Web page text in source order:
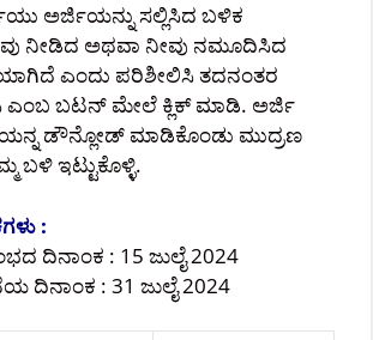
ಅರ್ಜಿಯನ್ನು ಸಲ್ಲಿಸಿದ ಬಳಿಕ
ನೀಡಿದ ಅಥವಾ ನೀವು ನಮೂದಿಸಿದ
ಎಂದು ಪರಿಶೀಲಿಸಿ ತದನಂತರ
ಎಂಬ ಬಟನ್ ಮೇಲೆ ಕ್ಲಿಕ್ ಮಾಡಿ. ಅರ್ಜಿ
ಡೌನ್ಲೋಡ್ ಮಾಡಿಕೊಂಡು ಮುದ್ರಣ
ಬಳಿ ಇಟ್ಟುಕೊಳ್ಳಿ.
:
ದಿನಾಂಕ : 15 ಜುಲೈ 2024
ದಿನಾಂಕ : 31 ಜುಲೈ 2024